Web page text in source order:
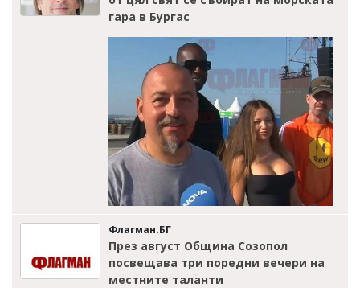
гара в Бургас
Флагман.БГ
През август Община Созопол
посвещава три поредни вечери на
местните таланти